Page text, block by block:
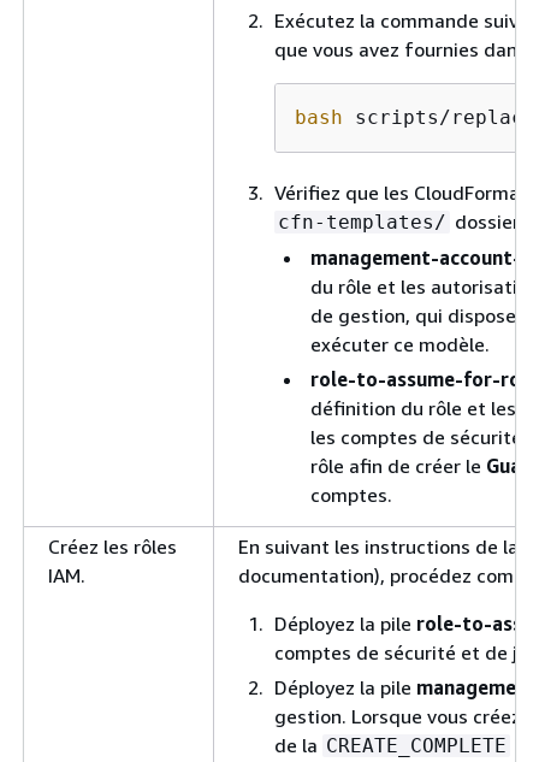
Exécutez la commande
que vous avez fournies dans
bash scripts/
Vérifiez que les
cfn-templates/ dossier :
management-account-
du rôle et les
de gestion, qui dispose
exécuter ce modèle.
role-to-assume-for-
définition du rôle et les
les comptes de sécurité
rôle afin de créer le
comptes.
Créez les rôles
IAM.
En suivant les instructions de la
documentation), procédez
Déployez la pile role-to-
comptes de sécurité et de
Déployez la pile
gestion. Lorsque vous créez
de la CREATE_COMPLETE